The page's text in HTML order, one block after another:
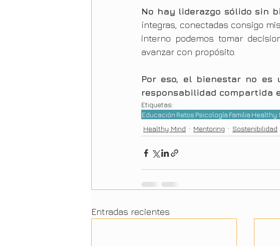
No hay liderazgo sólido sin
íntegras, conectadas consigo
interno podemos tomar
avanzar con propósito.
Por eso, el bienestar no es
responsabilidad compartida
Etiquetas:
Educación Retos Psicología Familia Healthy
Healthy Mind
Mentoring Sostenibilidad
Entradas recientes